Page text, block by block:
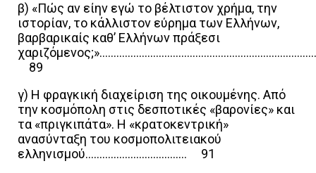
β) «Πώς αν είην εγώ το βέλτιστον χρήμα, την
ιστορίαν, το κάλλιστον εύρημα των Ελλήνων,
βαρβαρικαίς καθ’ Ελλήνων πράξεσι
89
γ) Η φραγκική διαχείριση της οικουμένης. Από
την κοσμόπολη στις δεσποτικές «βαρονίες» και
τα «πριγκιπάτα». Η «κρατοκεντρική»
ανασύνταξη του κοσμοπολιτειακού
ελληνισμού……………………………… 91